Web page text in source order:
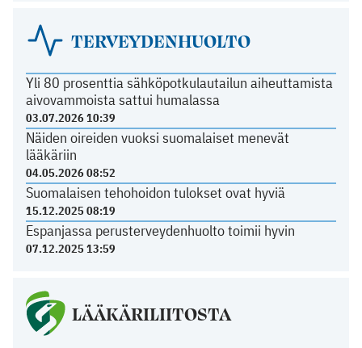
TERVEYDENHUOLTO
Yli 80 prosenttia sähköpotkulautailun aiheuttamista
aivovammoista sattui humalassa
03.07.2026 10:39
Näiden oireiden vuoksi suomalaiset menevät
lääkäriin
04.05.2026 08:52
Suomalaisen tehohoidon tulokset ovat hyviä
15.12.2025 08:19
Espanjassa perusterveydenhuolto toimii hyvin
07.12.2025 13:59
LÄÄKÄRILIITOSTA